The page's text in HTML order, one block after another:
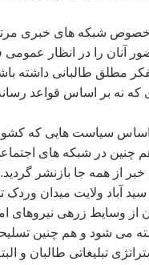
خصوص شبکه های خبری
آنان را در انظار عمومی
مطلق طالبانی
که نه بر اساس قواعد
اساس سیاست هایی که
چنین در شبکه های
از همه جا بازنشر
آباد ولایت میدان
وسایط زرهی نیروهای
می شود و هم چنین
تبلیغاتی طالبان و